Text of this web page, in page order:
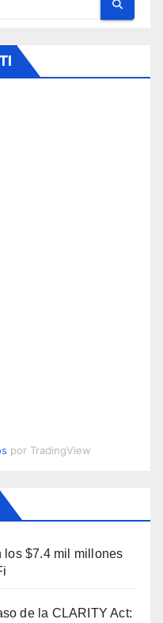
por TradingView
los $7.4 mil millones
de la CLARITY Act: